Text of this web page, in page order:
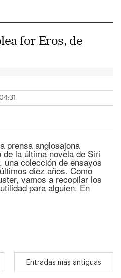
for Eros, de
prensa anglosajona
la última novela de Siri
una colección de ensayos
diez años. Como
vamos a recopilar los
para alguien. En
Entradas más antiguas